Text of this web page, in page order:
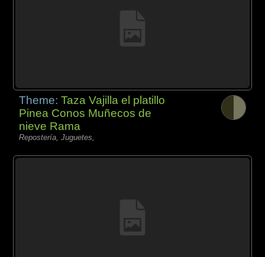
Theme:Taza Vajilla el platillo
Pinea Conos Muñecos de
nieve Rama
Repostería, Juguetes,